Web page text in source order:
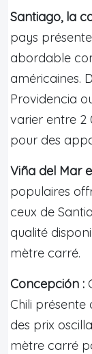
Santiago, la
pays
abordable
américaines.
Providencia
varier entre 2
pour des
Viña del Mar
populaires
ceux de
qualité
mètre carré.
Concepción :
Chili présente
des prix
mètre carré